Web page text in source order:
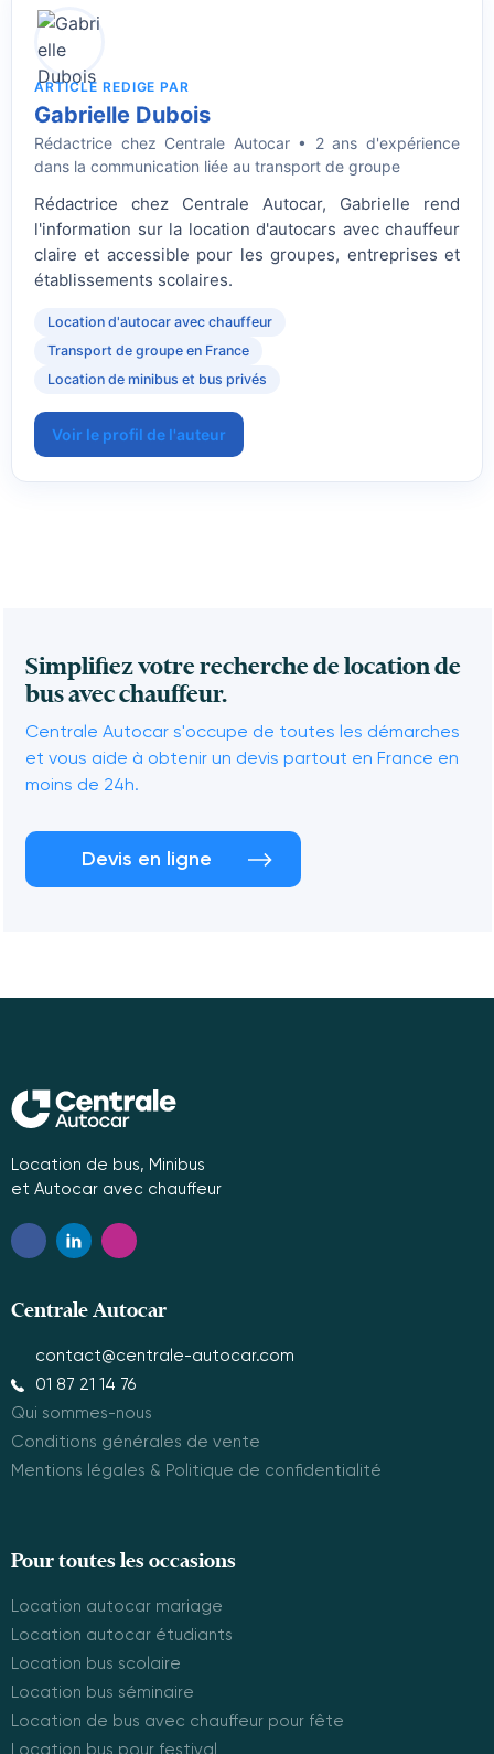
ARTICLE REDIGE PAR
Gabrielle Dubois
Rédactrice chez Centrale Autocar • 2 ans d'expérience
dans la communication liée au transport de groupe
Rédactrice chez Centrale Autocar, Gabrielle rend
l'information sur la location d'autocars avec chauffeur
claire et accessible pour les groupes, entreprises et
établissements scolaires.
Location d'autocar avec chauffeur
Transport de groupe en France
Location de minibus et bus privés
Voir le profil de l'auteur
Simplifiez votre recherche de location de
bus avec chauffeur.
Centrale Autocar s'occupe de toutes les démarches
et vous aide à obtenir un devis partout en France en
moins de 24h.
Devis en ligne
Location de bus, Minibus
et Autocar avec chauffeur
Centrale Autocar
contact@centrale-autocar.com
01 87 21 14 76
Qui sommes-nous
Conditions générales de vente
Mentions légales & Politique de confidentialité
Pour toutes les occasions
Location autocar mariage
Location autocar étudiants
Location bus scolaire
Location bus séminaire
Location de bus avec chauffeur pour fête
Location bus pour festival